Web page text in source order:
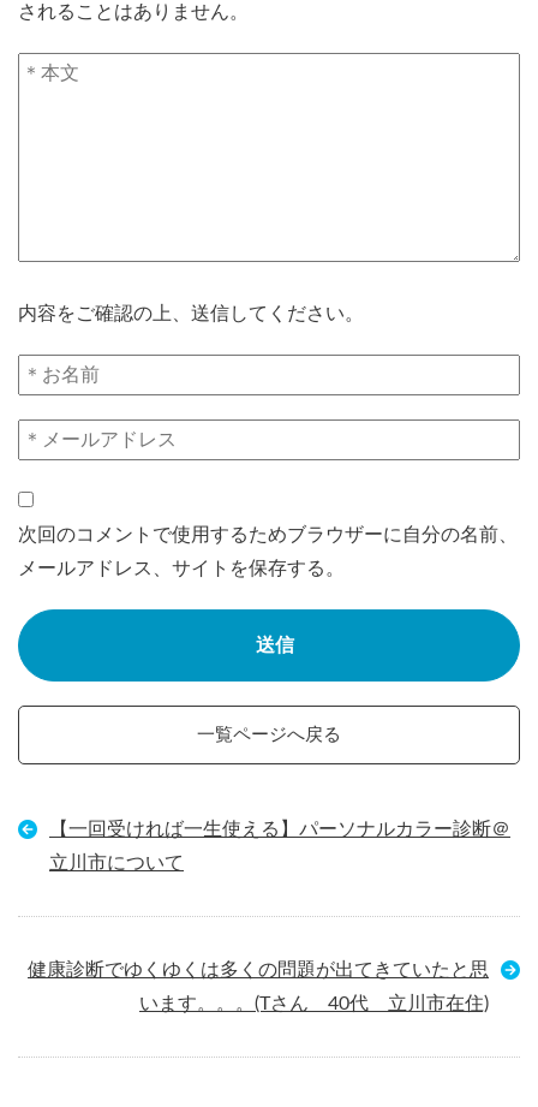
されることはありません。
内容をご確認の上、送信してください。
次回のコメントで使用するためブラウザーに自分の名前、
メールアドレス、サイトを保存する。
一覧ページへ戻る
【一回受ければ一生使える】パーソナルカラー診断＠
立川市について
健康診断でゆくゆくは多くの問題が出てきていたと思
います。。。(Tさん 40代 立川市在住)